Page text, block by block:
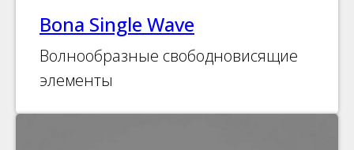
Bona Single Wave
Волнообразные свободновисящие
элементы